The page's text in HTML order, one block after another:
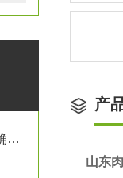
正确使用口腔牙科污水处理设备可确保处理效果
产
山东